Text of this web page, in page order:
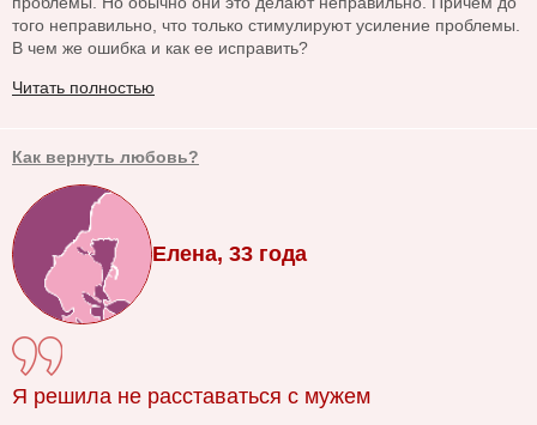
того неправильно, что только стимулируют усиление проблемы.
В чем же ошибка и как ее исправить?
Читать полностью
Как вернуть любовь?
Елена, 33 года
Я решила не расставаться с мужем